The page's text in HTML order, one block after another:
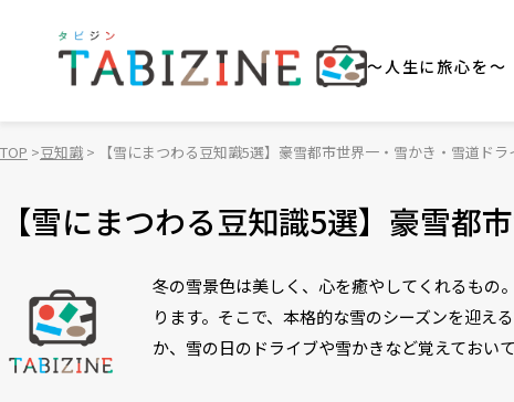
～人生に旅心を～
TOP 豆知識 【雪にまつわる豆知識5選】豪雪都市世界一・雪かき・雪道ドラ
【雪にまつわる豆知識5選】豪雪都
冬の雪景色は美しく、心を癒やしてくれるもの
ります。そこで、本格的な雪のシーズンを迎え
か、雪の日のドライブや雪かきなど覚えておい